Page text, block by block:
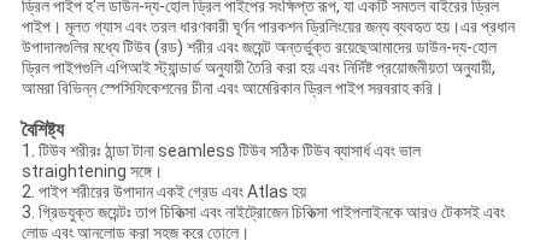
ড্রিল পাইপ হ'ল ডাউন-দ্য-হোল ড্রিল পাইপের সংক্ষিপ্ত রূপ, যা একটি সমতল বাইরের ড্রিল
পাইপ। মূলত গ্যাস এবং তরল ধারণকারী ঘূর্ণন পারকশন ড্রিলিংয়ের জন্য ব্যবহৃত হয়।এর প্রধান
উপাদানগুলির মধ্যে টিউব (রড) শরীর এবং জয়েন্ট অন্তর্ভুক্ত রয়েছেআমাদের ডাউন-দ্য-হোল
ড্রিল পাইপগুলি এপিআই স্ট্যান্ডার্ড অনুযায়ী তৈরি করা হয় এবং নির্দিষ্ট প্রয়োজনীয়তা অনুযায়ী,
আমরা বিভিন্ন স্পেসিফিকেশনের চীনা এবং আমেরিকান ড্রিল পাইপ সরবরাহ করি।
বৈশিষ্ট্য
1. টিউব শরীরঃ ঠান্ডা টানা seamless টিউব সঠিক টিউব ব্যাসার্ধ এবং ভাল
straightening সঙ্গে।
2. পাইপ শরীরের উপাদান একই গ্রেড এবং Atlas হয়
3. গ্রিডযুক্ত জয়েন্টঃ তাপ চিকিত্সা এবং নাইট্রোজেন চিকিত্সা পাইপলাইনকে আরও টেকসই এবং
লোড এবং আনলোড করা সহজ করে তোলে।